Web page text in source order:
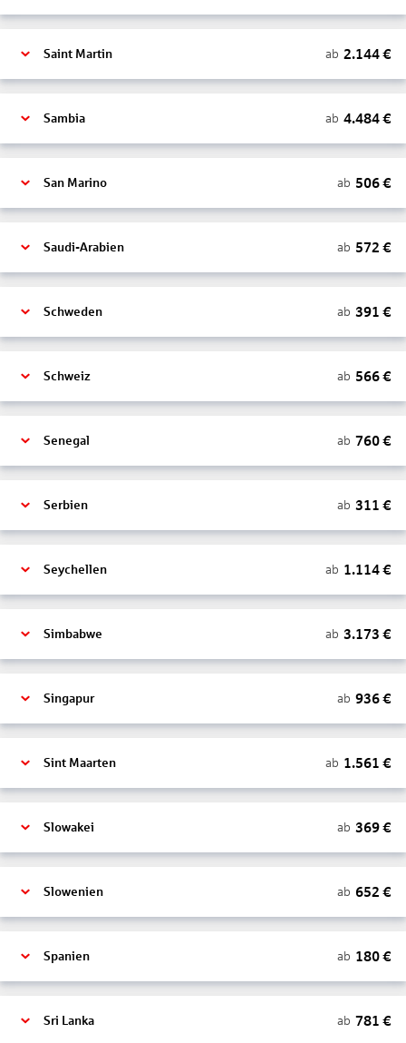
Saint Martin ab 2.144€
Sambia ab 4.484€
San Marino ab 506€
Saudi-Arabien ab 572 €
Schweden ab 391 €
Schweiz ab 566€
Senegal ab 760€
Serbien ab 311 €
Seychellen ab 1.114€
Simbabwe ab 3.173 €
Singapur ab 936€
Sint Maarten ab 1.561 €
Slowakei ab 369€
Slowenien ab 652 €
Spanien ab 180€
Sri Lanka ab 781 €